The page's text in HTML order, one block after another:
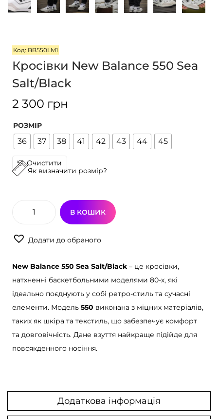
г
ї
т
Код: BB550LM1
Кросівки New Balance 550 Sea
Salt/Black
2 300 грн
РОЗМІР
36 37 38 41 42 43 44 45
Очистити
Як визначити розмір?
о
a
В КОШИК
Додати до обраного
New Balance 550 Sea Salt/Black – це кросівки,
натхненні баскетбольними моделями 80-х, які
ідеально поєднують у собі ретро-стиль та сучасні
елементи. Модель 550 виконана з міцних матеріалів,
таких як шкіра та текстиль, що забезпечує комфорт
та довговічність. Дане взуття найкраще підійде для
повсякденного носіння.
Додаткова інформація